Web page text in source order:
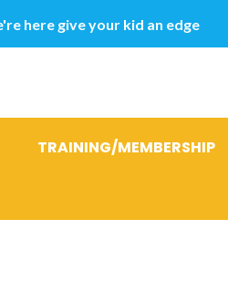
here give your kid an edge
TRAINING/MEMBERSHIP